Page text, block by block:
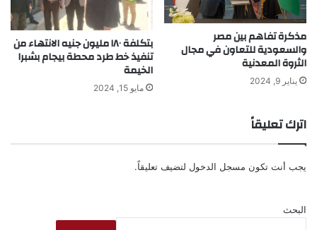
مذكرة تفاهم بين مصر
والسعودية للتعاون في مجال
الثروة المعدنية
يناير 9, 2024
بتكلفة ١٨٠ مليون جنيه الانتهاء من
تنفيذ خط طرد محطة بيجام بشبرا
الخيمة
مايو 15, 2024
اترك تعليقاً
يجب أنت تكون مسجل الدخول لتضيف تعليقاً.
البحث